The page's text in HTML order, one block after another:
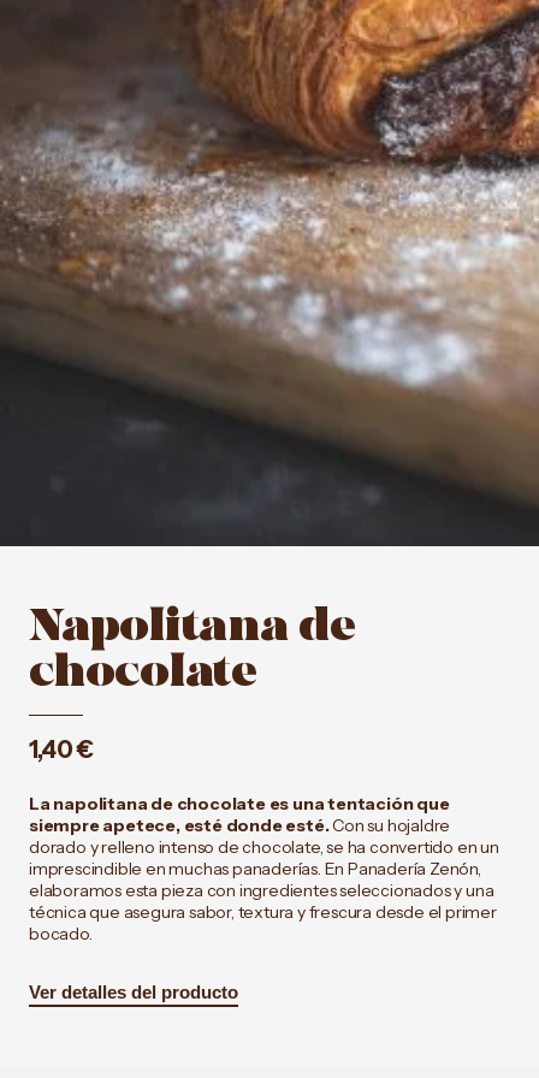
Napolitana de
chocolate
1,40€
La napolitana de chocolate es una tentación que
siempre apetece, esté donde esté.Con su hojaldre
dorado y relleno intenso de chocolate, se ha convertido en un
imprescindible en muchas panaderías. En Panadería Zenón,
elaboramos esta pieza con ingredientes seleccionados y una
técnica que asegura sabor, textura y frescura desde el primer
bocado.
Ver detalles del producto